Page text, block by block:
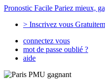
Pronostic Facile Pariez mieux,
> Inscrivez vous
connectez vous
mot de passe oublié ?
aide